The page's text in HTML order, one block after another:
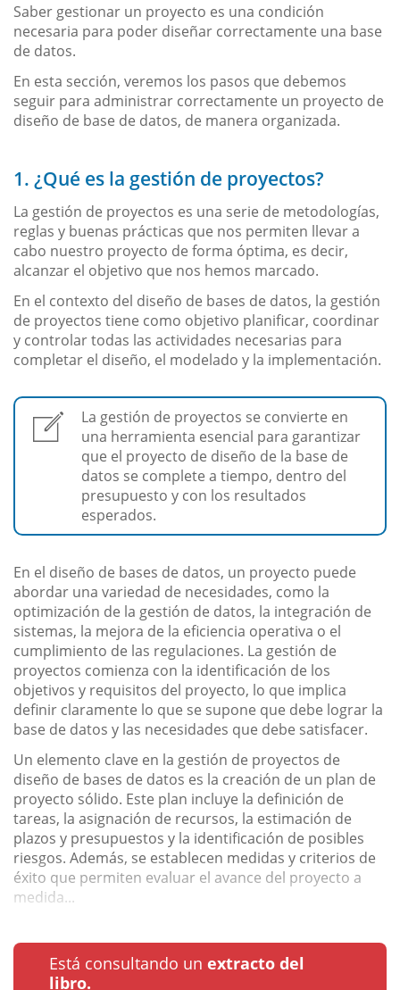
Saber gestionar un proyecto es una condición
necesaria para poder diseñar correctamente una base
de datos.
En esta sección, veremos los pasos que debemos
seguir para administrar correctamente un proyecto de
diseño de base de datos, de manera organizada.
1. ¿Qué es la gestión de proyectos?
La gestión de proyectos es una serie de metodologías,
reglas y buenas prácticas que nos permiten llevar a
cabo nuestro proyecto de forma óptima, es decir,
alcanzar el objetivo que nos hemos marcado.
En el contexto del diseño de bases de datos, la gestión
de proyectos tiene como objetivo planificar, coordinar
y controlar todas las actividades necesarias para
completar el diseño, el modelado y la implementación.
La gestión de proyectos se convierte en
una herramienta esencial para garantizar
que el proyecto de diseño de la base de
datos se complete a tiempo, dentro del
presupuesto y con los resultados
esperados.
En el diseño de bases de datos, un proyecto puede
abordar una variedad de necesidades, como la
optimización de la gestión de datos, la integración de
sistemas, la mejora de la eficiencia operativa o el
cumplimiento de las regulaciones. La gestión de
proyectos comienza con la identificación de los
objetivos y requisitos del proyecto, lo que implica
definir claramente lo que se supone que debe lograr la
base de datos y las necesidades que debe satisfacer.
Un elemento clave en la gestión de proyectos de
diseño de bases de datos es la creación de un plan de
proyecto sólido. Este plan incluye la definición de
tareas, la asignación de recursos, la estimación de
plazos y presupuestos y la identificación de posibles
riesgos. Además, se establecen medidas y criterios de
éxito que permiten evaluar el avance del proyecto a
medida...
Está consultando un extracto del
libro.